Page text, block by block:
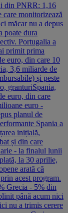
din PNRR: 1,16
monitorizează
măcar nu a depus
poate dura
Portugalia a
primit prima
euro, din care 10
3,6 miliarde de
și peste
granturiSpania,
euro, din care
euro -
planul de
Spania a
inițială,
și din care
- la finalul lunii
la 30 aprilie,
arată că
acest program.
Grecia - 5% din
până acum nici
nu a trimis cerere